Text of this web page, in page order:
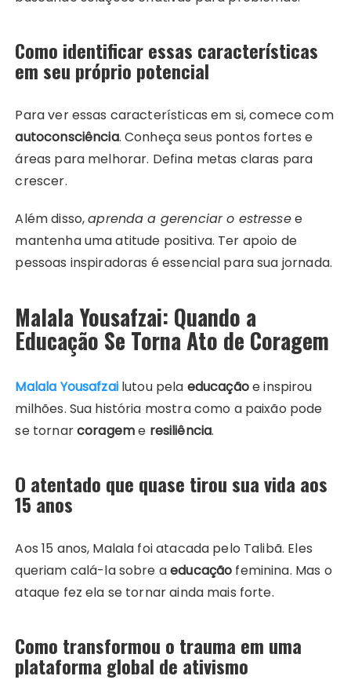
Como identificar essas características
em seu próprio potencial
Para ver essas características em si, comece com
autoconsciência. Conheça seus pontos fortes e
áreas para melhorar. Defina metas claras para
crescer.
Além disso,aprenda a gerenciar o estressee
mantenha uma atitude positiva. Ter apoio de
pessoas inspiradoras é essencial para sua jornada.
Malala Yousafzai: Quando a
Educação Se Torna Ato de Coragem
Malala Yousafzailutou pela educaçãoe inspirou
milhões. Sua história mostra como a paixão pode
se tornarcorageme resiliência.
O atentado que quase tirou sua vida aos
15 anos
Aos 15 anos, Malala foi atacada pelo Talibã. Eles
queriam calá-la sobre aeducação feminina. Mas o
ataque fez ela se tornar ainda mais forte.
Como transformou o trauma em uma
plataforma global de ativismo